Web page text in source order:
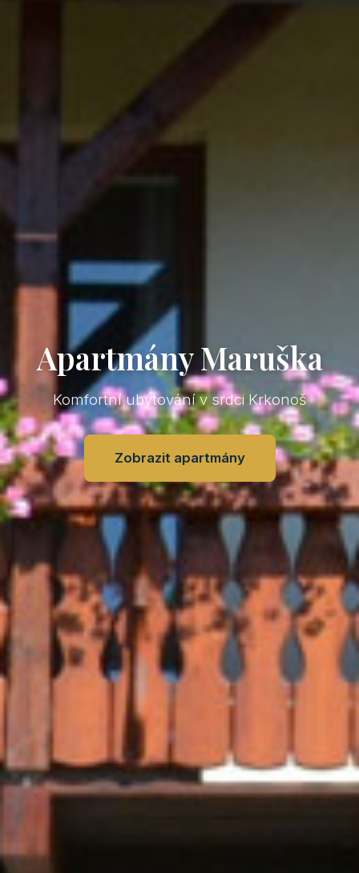
Apartmány Maruška
Komfortní ubytování v srdci Krkonoš
Zobrazit apartmány